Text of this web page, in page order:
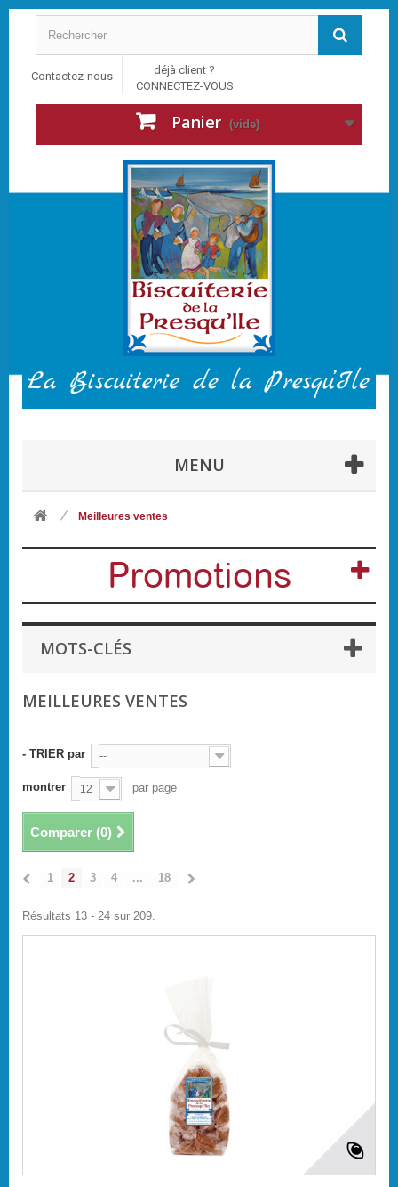
Contactez-nous
déjà client ?
CONNECTEZ-VOUS
Panier (vide)
MENU
Meilleures ventes
Promotions
MOTS-CLÉS
MEILLEURES VENTES
- TRIER par --
montrer 12 par page
Comparer (0)
1 2 3 4 ... 18
Résultats 13 - 24 sur 209.